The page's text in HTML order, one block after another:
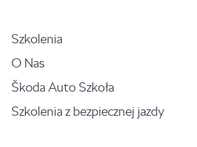
Szkolenia
O Nas
Škoda Auto Szkoła
Szkolenia z bezpiecznej jazdy